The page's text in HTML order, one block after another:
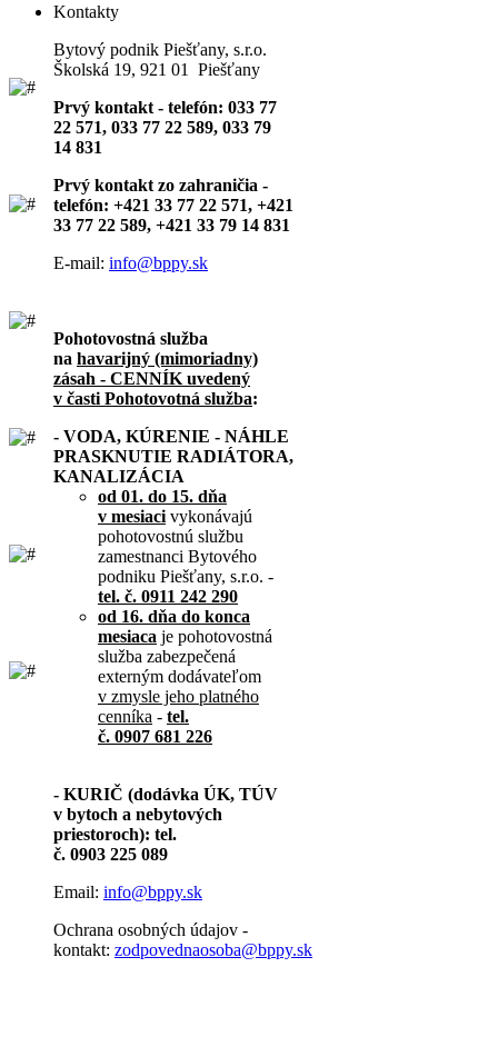
Kontakty
Bytový podnik Piešťany, s.r.o.
Školská 19, 921 01 Piešťany
Prvý kontakt - telefón: 033 77
22 571, 033 77 22 589, 033 79
14 831
Prvý kontakt zo zahraničia -
telefón: +421 33 77 22 571, +421
33 77 22 589, +421 33 79 14 831
E-mail: info@bppy.sk
Pohotovostná služba
na havarijný (mimoriadny)
zásah - CENNÍK uvedený
v časti Pohotovotná služba:
- VODA, KÚRENIE - NÁHLE
PRASKNUTIE RADIÁTORA,
KANALIZÁCIA
od 01. do 15. dňa
v mesiaci vykonávajú
pohotovostnú službu
zamestnanci Bytového
podniku Piešťany, s.r.o. -
tel. č. 0911 242 290
od 16. dňa do konca
mesiaca je pohotovostná
služba zabezpečená
externým dodávateľom
v zmysle jeho platného
cenníka - tel.
č. 0907 681 226
- KURIČ (dodávka ÚK, TÚV
v bytoch a nebytových
priestoroch): tel.
č. 0903 225 089
Email: info@bppy.sk
Ochrana osobných údajov -
kontakt: zodpovednaosoba@bppy.sk